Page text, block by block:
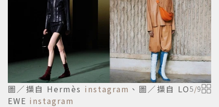
圖／擷自 Hermès instagram 、圖／擷自 LO
EWE instagram
5/9